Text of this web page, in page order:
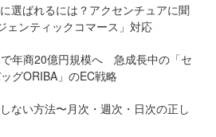
選ばれるには？アクセンチュアに聞
ェンティックコマース」対応
年商20億円規模へ 急成長中の「セ
グORIBA」のEC戦略
ない方法〜月次・週次・日次の正し